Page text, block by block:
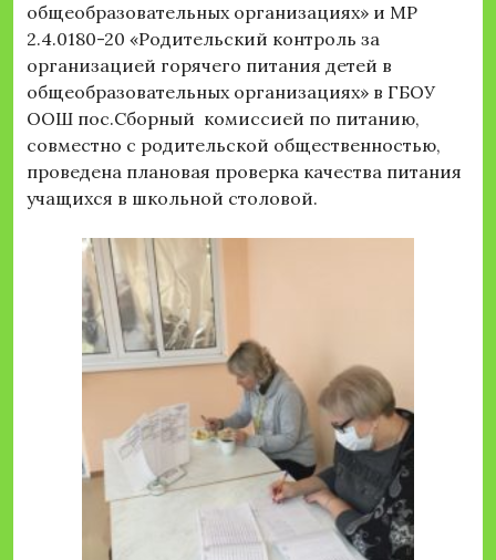
общеобразовательных организациях» и МР
2.4.0180-20 «Родительский контроль за
организацией горячего питания детей в
общеобразовательных организациях» в ГБОУ
ООШ пос.Сборный комиссией по питанию,
совместно с родительской общественностью,
проведена плановая проверка качества питания
учащихся в школьной столовой.